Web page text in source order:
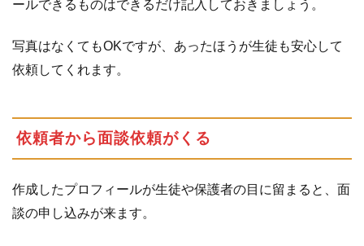
ールできるものはできるだけ記入しておきましょう。
写真はなくてもOKですが、あったほうが生徒も安心して
依頼してくれます。
依頼者から面談依頼がくる
作成したプロフィールが生徒や保護者の目に留まると、面
談の申し込みが来ます。